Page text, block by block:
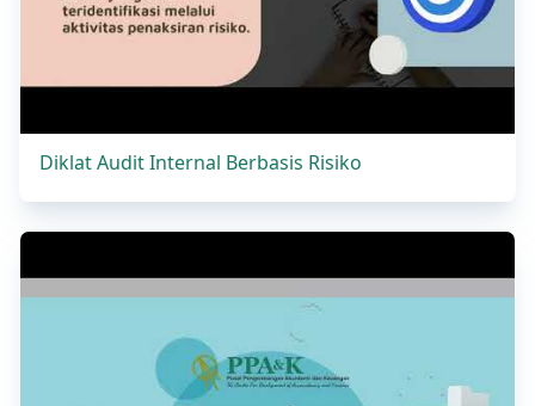
Diklat Audit Internal Berbasis Risiko